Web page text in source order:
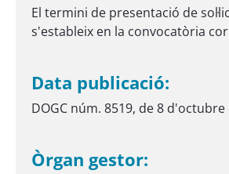
El termini de presentació de
s'estableix en la convocatòria
Data publicació:
DOGC núm. 8519, de 8 d'octubre
Òrgan gestor: